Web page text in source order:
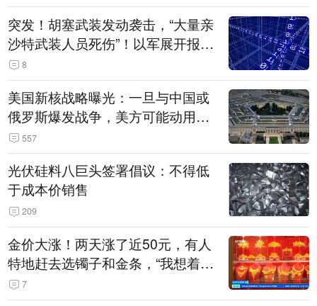
突发！胡塞武装发动袭击，“大量亲
沙特武装人员死伤”！以军展开报复
性空袭
8
美国新核战略曝光：一旦与中国或
俄罗斯爆发战争，美方可能动用战
术核武器
557
光伏硅料八巨头签署倡议：不得低
于成本价销售
209
金价大涨！两天涨了近50元，有人
特地赶去选镯子和金条，“我想着买
起来可以保值，小批量进一些货”
7